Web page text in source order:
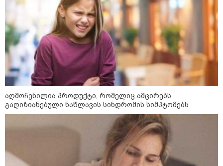
10
აგვისტო
დღის ზოგადი
ასტროლოგიური
პროგნოზი
აგვისტო აგარაკზე: ეს 5 საქმე
უნდა მოასწროთ შემოდგომის
დადგომამდე
აღმოჩენილია პროდუქტი, რომელიც ამცირებს
გაღიზიანებული ნაწლავის სინდრომის სიმპტომებს